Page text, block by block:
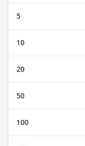
5
10
20
50
100